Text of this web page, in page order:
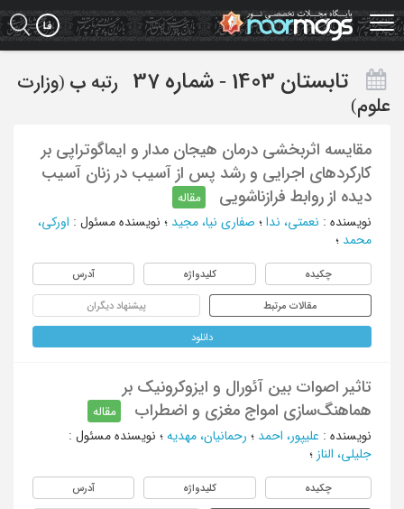
Skip
to
main
تابستان 1403 - شماره 37 رتبه ب (وزارت
علوم)
مقایسه اثربخشی درمان هیجان مدار و ایماگوتراپی بر
کارکردهای اجرایی و رشد پس از آسیب در زنان آسیب
دیده از روابط فرازناشویی
مقاله
نویسنده : نعمتی، ندا ؛ صفاری نیا، مجید ؛ نویسنده مسئول : اورکی،
محمد ؛
چکیده کلیدواژه آدرس
مقالات مرتبط پیشنهاد دیگران
دانلود
تاثیر اصوات بین آئورال و ایزوکرونیک بر
هماهنگ‌سازی امواج مغزی و اضطراب
مقاله
نویسنده : علیپور، احمد ؛ رحمانیان، مهدیه ؛ نویسنده مسئول :
جلیلی، الناز ؛
چکیده کلیدواژه آدرس